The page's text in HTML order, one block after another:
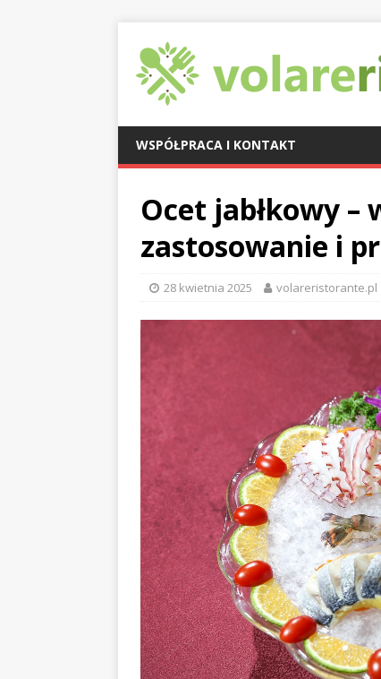
WSPÓŁPRACA I KONTAKT
Ocet jabłkowy –
zastosowanie i
28 kwietnia 2025 volareristorante.pl